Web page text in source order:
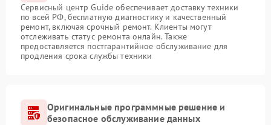
Сервисный центр Guide обеспечивает доставку техники
по всей РФ, бесплатную диагностику и качественный
ремонт, включая срочный ремонт. Клиенты могут
отслеживать статус ремонта онлайн. Также
предоставляется постгарантийное обслуживание для
продления срока службы техники
Оригинальные программные решение и
безопасное обслуживание данных